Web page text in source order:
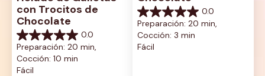
con Trocitos de
Chocolate
0.0
0.0
de
5
estrellas.
Preparación: 20 min,
Cocción: 10 min
Fácil
0.0
0.0
de
5
estrellas.
Preparación: 20 min,
Cocción: 3 min
Fácil